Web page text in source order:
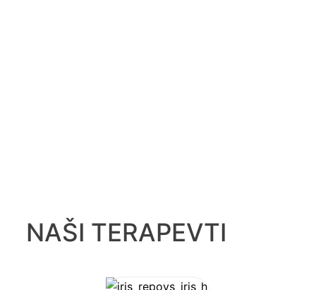
NAŠI TERAPEVTI